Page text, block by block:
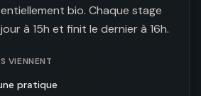
bio. Chaque stage
à 15h et finit le dernier à 16h.
VIENNENT
pratique